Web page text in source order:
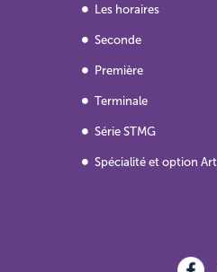
Les horaires
Seconde
Première
Terminale
Série STMG
Spécialité et option